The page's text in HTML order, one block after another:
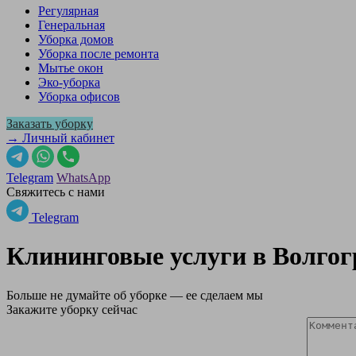
Регулярная
Генеральная
Уборка домов
Уборка после ремонта
Мытье окон
Эко-уборка
Уборка офисов
Заказать уборку
→ Личный кабинет
Telegram WhatsApp
Свяжитесь с нами
Telegram
Клининговые услуги в
Больше не думайте об уборке — ее сделаем мы
Закажите уборку сейчас